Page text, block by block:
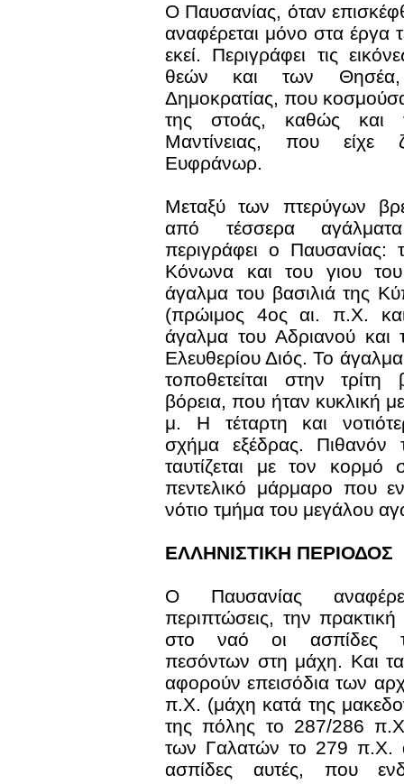
Ο Παυσανίας, όταν
αναφέρεται μόνο στα έργα
εκεί. Περιγράφει τις
θεών και των
Δημοκρατίας, που
της στοάς, καθώς και
Μαντίνειας, που είχε
Ευφράνωρ.
Μεταξύ των πτερύγων
από τέσσερα
περιγράφει ο Παυσανίας:
Κόνωνα και του γιου
άγαλμα του βασιλιά της
(πρώιμος 4ος αι. π.Χ.
άγαλμα του Αδριανού και
Ελευθερίου Διός. Το άγαλμα
τοποθετείται στην
βόρεια, που ήταν κυκλική
μ. Η τέταρτη και
σχήμα εξέδρας.
ταυτίζεται με τον κορμό
πεντελικό μάρμαρο που
νότιο τμήμα του μεγάλου
ΕΛΛΗΝΙΣΤΙΚΗ ΠΕΡΙΟΔΟΣ
Ο Παυσανίας
περιπτώσεις, την πρακτική
στο ναό οι ασπίδες
πεσόντων στη μάχη. Και
αφορούν επεισόδια των
π.Χ. (μάχη κατά της
της πόλης το 287/286
των Γαλατών το 279 π.Χ.
ασπίδες αυτές, που